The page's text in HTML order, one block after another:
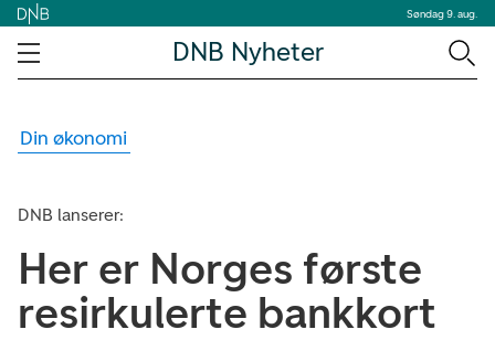
Søndag 9. aug.
DNB Nyheter
Din økonomi
DNB lanserer:
Her er Norges første
resirkulerte bankkort